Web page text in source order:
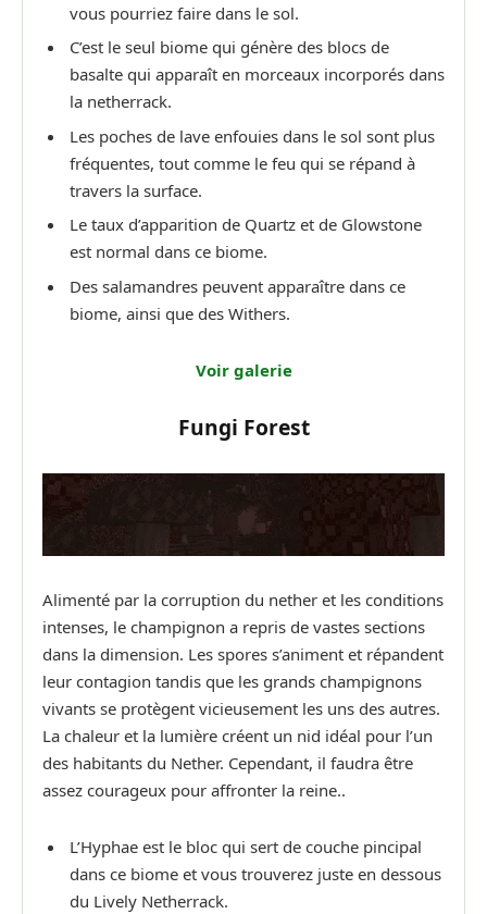
vous pourriez faire dans le sol.
C’est le seul biome qui génère des blocs de
basalte qui apparaît en morceaux incorporés dans
la netherrack.
Les poches de lave enfouies dans le sol sont plus
fréquentes, tout comme le feu qui se répand à
travers la surface.
Le taux d’apparition de Quartz et de Glowstone
est normal dans ce biome.
Des salamandres peuvent apparaître dans ce
biome, ainsi que des Withers.
Voir galerie
Fungi Forest
Alimenté par la corruption du nether et les conditions
intenses, le champignon a repris de vastes sections
dans la dimension. Les spores s’animent et répandent
leur contagion tandis que les grands champignons
vivants se protègent vicieusement les uns des autres.
La chaleur et la lumière créent un nid idéal pour l’un
des habitants du Nether. Cependant, il faudra être
assez courageux pour affronter la reine..
L’Hyphae est le bloc qui sert de couche pincipal
dans ce biome et vous trouverez juste en dessous
du Lively Netherrack.